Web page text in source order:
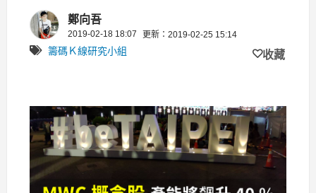
7 日！鄭向吾
2019-02-18 18:07 更新：2019-02-25 15:14
籌碼Ｋ線研究小組 收藏